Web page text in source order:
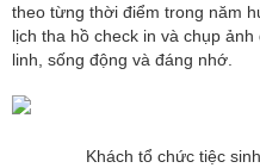
theo từng thời điểm trong năm
lịch tha hồ check in và chụp
linh, sống động và đáng nhớ.
Khách tổ chức tiệc